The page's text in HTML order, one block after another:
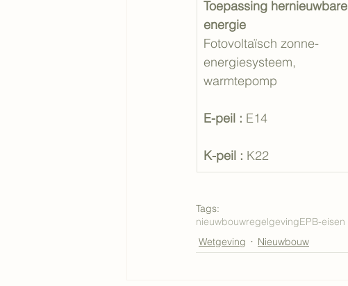
Toepassing hernieuwbare
energie
Fotovoltaïsch zonne-
energiesysteem,
warmtepomp
E-peil : E14
K-peil : K22
Tags:
nieuwbouwregelgevingEPB-eisen
Wetgeving
Nieuwbouw